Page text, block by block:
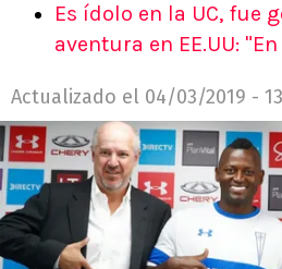
Es ídolo en la UC, fue
aventura en EE.UU: "En
Actualizado el 04/03/2019 -